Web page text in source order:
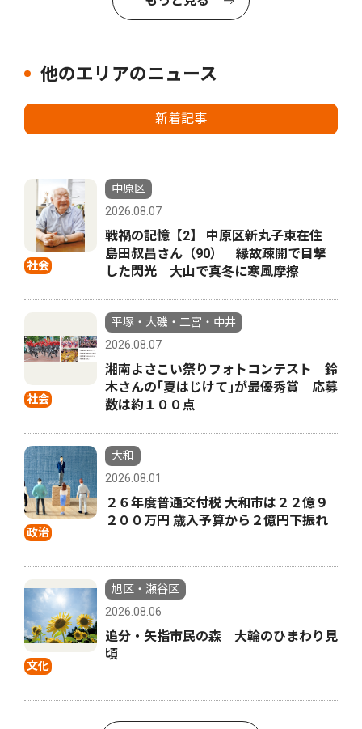
他のエリアのニュース
新着記事
社会
中原区
2026.08.07
戦禍の記憶【2】 中原区新丸子東在住
島田叔昌さん（90） 縁故疎開で目撃
した閃光 大山で真冬に寒風摩擦
社会
平塚・大磯・二宮・中井
2026.08.07
湘南よさこい祭りフォトコンテスト 鈴
木さんの｢夏はじけて｣が最優秀賞 応募
数は約１００点
政治
大和
2026.08.01
２６年度普通交付税 大和市は２２億９
２００万円 歳入予算から２億円下振れ
文化
旭区・瀬谷区
2026.08.06
追分・矢指市民の森 大輪のひまわり見
頃